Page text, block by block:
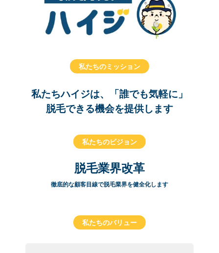
私たちのミッション
私たちハイジは、「誰でも気軽に」
脱毛できる機会を提供します
私たちのビジョン
脱毛業界改革
徹底的な顧客目線で脱毛業界を健全化します
私たちのバリュー